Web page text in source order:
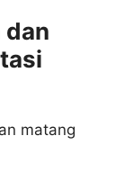
dan
matang